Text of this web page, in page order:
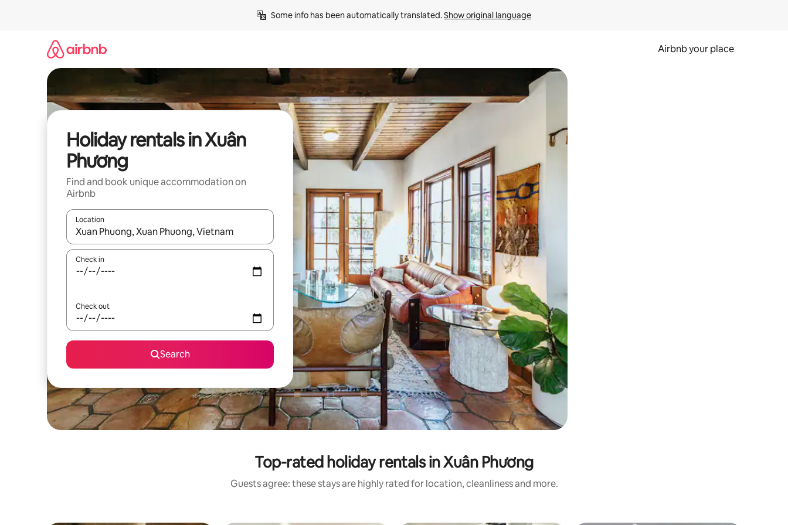
Some info has been automatically translated. Show original language
Airbnb your place
Holiday rentals in Xuân
Phương
Find and book unique accommodation on
Airbnb
Location
When results are available, navigate with the up and down arrow keys or explore by touch or swipe gestures.
Check in
Check out
Search
Top-rated holiday rentals in Xuân Phương
Guests agree: these stays are highly rated for location, cleanliness and more.